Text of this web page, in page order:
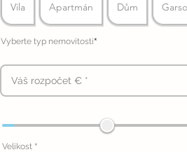
Vila Apartmán Dům
Vyberte typ nemovitosti*
Velikost *